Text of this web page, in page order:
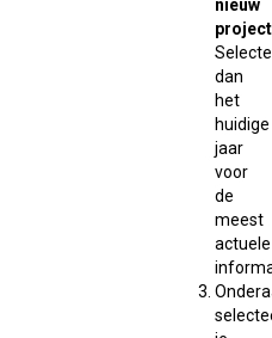
nieuw
project
dan
het
huidige
jaar
voor
de
meest
actuele